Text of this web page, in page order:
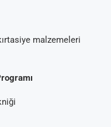
malzemeleri